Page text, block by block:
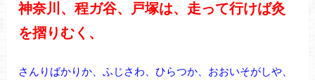
神奈川、程ガ谷、戸塚は、走って行けば灸
を摺りむく、
さんりばかりか、ふじさわ、ひらつか、おおいそがしや、